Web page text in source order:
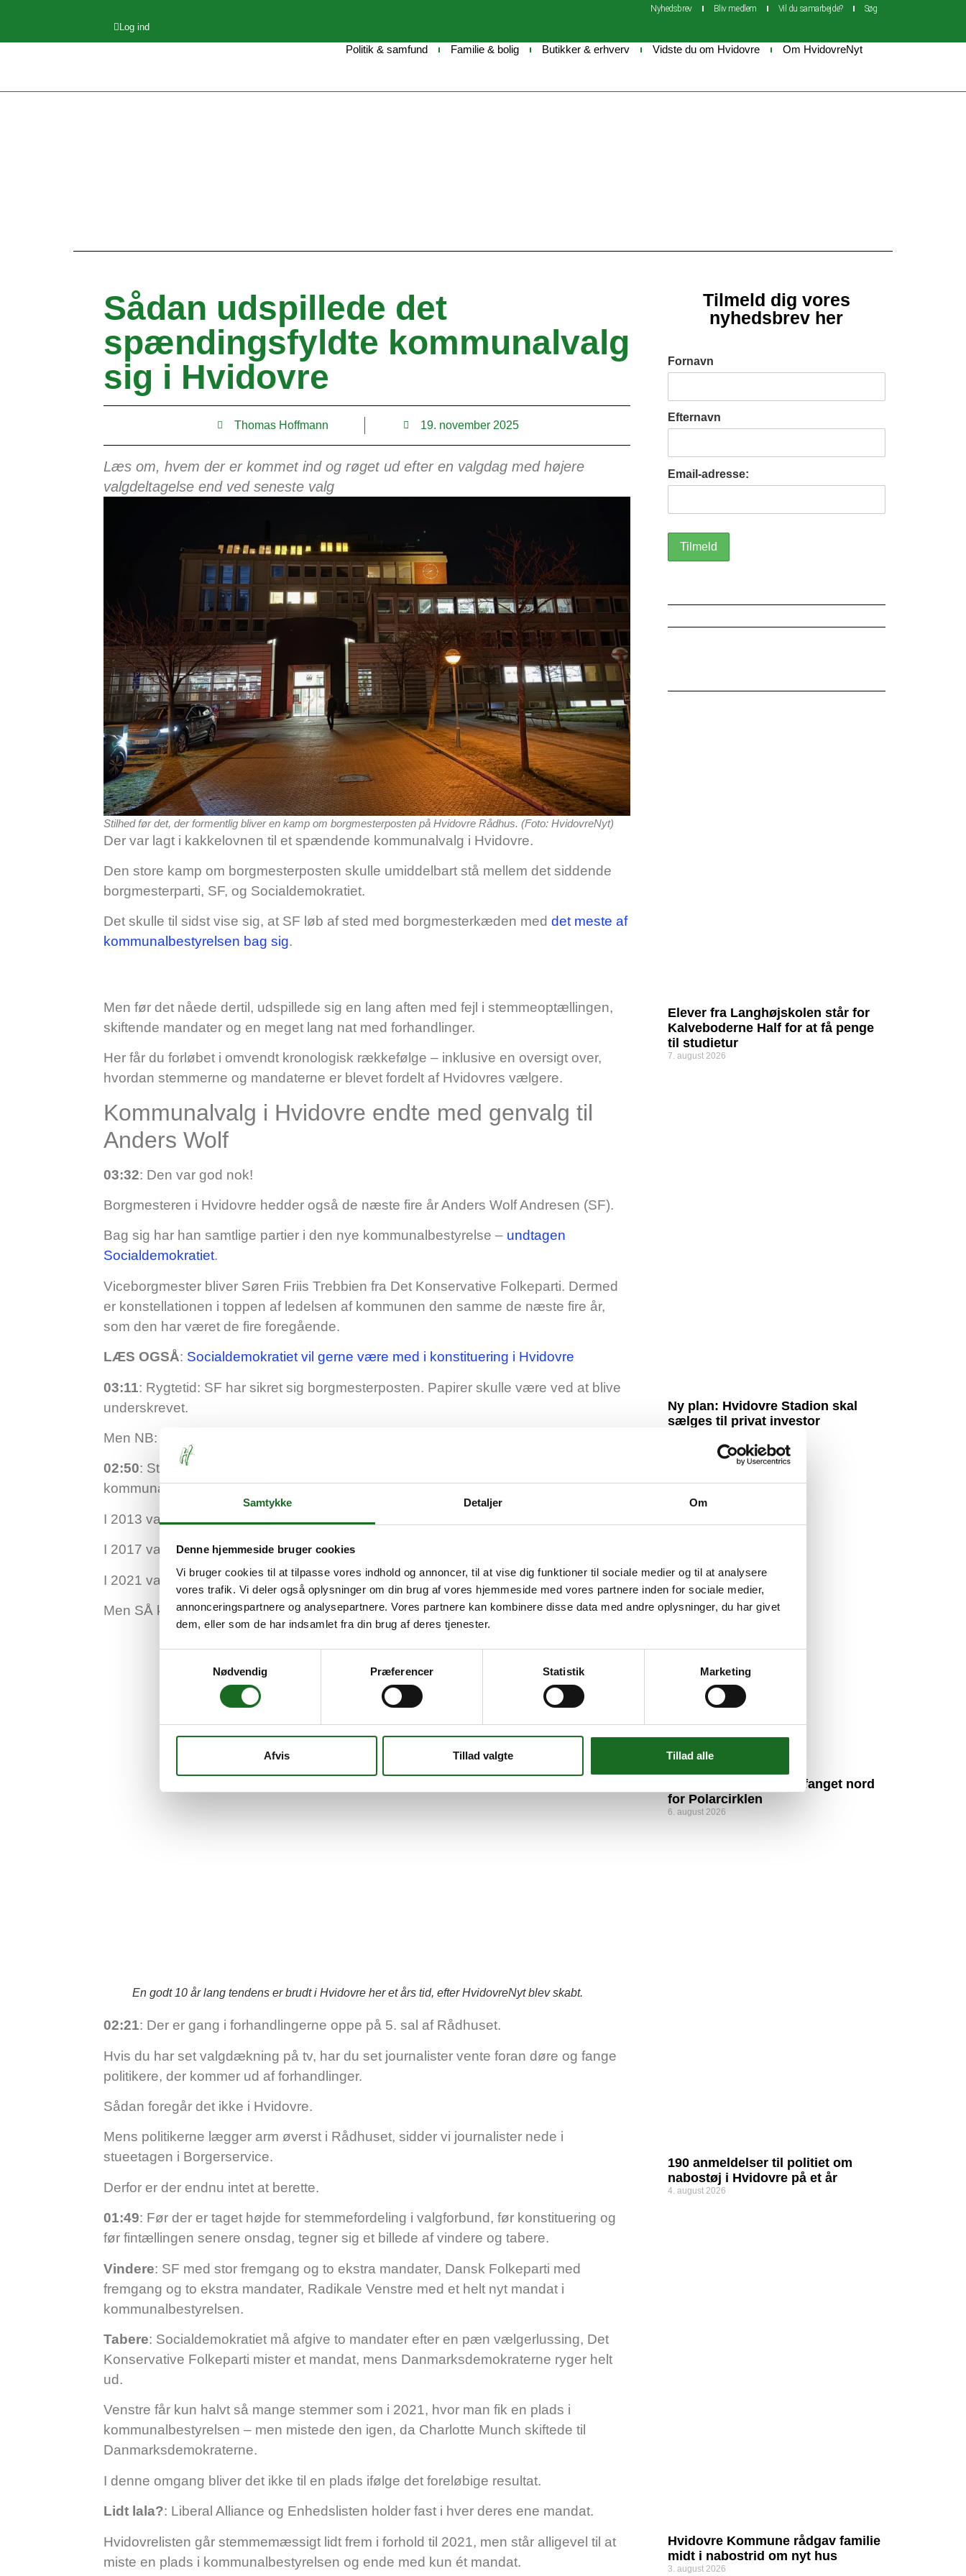
Samtykke Detaljer Om
Denne hjemmeside bruger cookies
Vi bruger cookies til at tilpasse vores indhold og annoncer, til at vise dig funktioner til sociale medier og til at analysere
vores trafik. Vi deler også oplysninger om din brug af vores hjemmeside med vores partnere inden for sociale medier,
annonceringspartnere og analysepartnere. Vores partnere kan kombinere disse data med andre oplysninger, du har givet
dem, eller som de har indsamlet fra din brug af deres tjenester.
Nødvendig
Præferencer Statistik Marketing
Afvis Tillad valgte Tillad alle
Log ind
Nyhedsbrev Bliv medlem Vil du samarbejde? Søg
Politik & samfund Familie & bolig Butikker & erhverv Vidste du om Hvidovre Om HvidovreNyt
Sådan udspillede det
spændingsfyldte kommunalvalg
sig i Hvidovre
Thomas Hoffmann 19. november 2025
Læs om, hvem der er kommet ind og røget ud efter en valgdag med højere
valgdeltagelse end ved seneste valg
Stilhed før det, der formentlig bliver en kamp om borgmesterposten på Hvidovre Rådhus. (Foto: HvidovreNyt)
Der var lagt i kakkelovnen til et spændende kommunalvalg i Hvidovre.
Den store kamp om borgmesterposten skulle umiddelbart stå mellem det siddende
borgmesterparti, SF, og Socialdemokratiet.
Det skulle til sidst vise sig, at SF løb af sted med borgmesterkæden meddet meste af
kommunalbestyrelsen bag sig.
Men før det nåede dertil, udspillede sig en lang aften med fejl i stemmeoptællingen,
skiftende mandater og en meget lang nat med forhandlinger.
Her får du forløbet i omvendt kronologisk rækkefølge – inklusive en oversigt over,
hvordan stemmerne og mandaterne er blevet fordelt af Hvidovres vælgere.
Kommunalvalg i Hvidovre endte med genvalg til
Anders Wolf
03:32: Den var god nok!
Borgmesteren i Hvidovre hedder også de næste fire år Anders Wolf Andresen (SF).
Bag sig har han samtlige partier i den nye kommunalbestyrelse – undtagen
Socialdemokratiet.
Viceborgmester bliver Søren Friis Trebbien fra Det Konservative Folkeparti. Dermed
er konstellationen i toppen af ledelsen af kommunen den samme de næste fire år,
som den har været de fire foregående.
LÆS OGSÅ: Socialdemokratiet vil gerne være med i konstituering i Hvidovre
03:11: Rygtetid: SF har sikret sig borgmesterposten. Papirer skulle være ved at blive
underskrevet.
Men NB: Rygter.
02:50: Stadig intet nyt. Men så kan man jo glæde sig over valgdeltagelsen til
kommunalvalget.
I 2013 var den 68,6%.
I 2017 var den 65,9%.
I 2021 var den 60,8.
Men SÅ knækkede kurven. 64,3% har stemt denne gang.
En godt 10 år lang tendens er brudt i Hvidovre her et års tid, efter HvidovreNyt blev skabt.
02:21: Der er gang i forhandlingerne oppe på 5. sal af Rådhuset.
Hvis du har set valgdækning på tv, har du set journalister vente foran døre og fange
politikere, der kommer ud af forhandlinger.
Sådan foregår det ikke i Hvidovre.
Mens politikerne lægger arm øverst i Rådhuset, sidder vi journalister nede i
stueetagen i Borgerservice.
Derfor er der endnu intet at berette.
01:49: Før der er taget højde for stemmefordeling i valgforbund, før konstituering og
før fintællingen senere onsdag, tegner sig et billede af vindere og tabere.
Vindere: SF med stor fremgang og to ekstra mandater, Dansk Folkeparti med
fremgang og to ekstra mandater, Radikale Venstre med et helt nyt mandat i
kommunalbestyrelsen.
Tabere: Socialdemokratiet må afgive to mandater efter en pæn vælgerlussing, Det
Konservative Folkeparti mister et mandat, mens Danmarksdemokraterne ryger helt
ud.
Venstre får kun halvt så mange stemmer som i 2021, hvor man fik en plads i
kommunalbestyrelsen – men mistede den igen, da Charlotte Munch skiftede til
Danmarksdemokraterne.
I denne omgang bliver det ikke til en plads ifølge det foreløbige resultat.
Lidt lala?: Liberal Alliance og Enhedslisten holder fast i hver deres ene mandat.
Hvidovrelisten går stemmemæssigt lidt frem i forhold til 2021, men står alligevel til at
miste en plads i kommunalbestyrelsen og ende med kun ét mandat.
Tilmeld dig vores
nyhedsbrev her
Fornavn
Efternavn
Email-adresse:
Elever fra Langhøjskolen står for
Kalveboderne Half for at få penge
til studietur
7. august 2026
Ny plan: Hvidovre Stadion skal
sælges til privat investor
Hvidovre Nærradio opfanget nord
for Polarcirklen
6. august 2026
190 anmeldelser til politiet om
nabostøj i Hvidovre på et år
4. august 2026
Hvidovre Kommune rådgav familie
midt i nabostrid om nyt hus
3. august 2026